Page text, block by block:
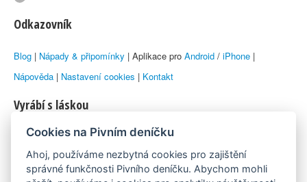
Odkazovník
Blog | Nápady & připomínky | Aplikace pro Android / iPhone |
Nápověda | Nastavení cookies | Kontakt
Vyrábí s láskou
© 2010–2026 byLukáš Zemanaka Emka
Máme rádi
Cookies na Pivním deníčku
Ahoj, používáme nezbytná cookies pro zajištění
správné funkčnosti Pivního deníčku. Abychom mohli